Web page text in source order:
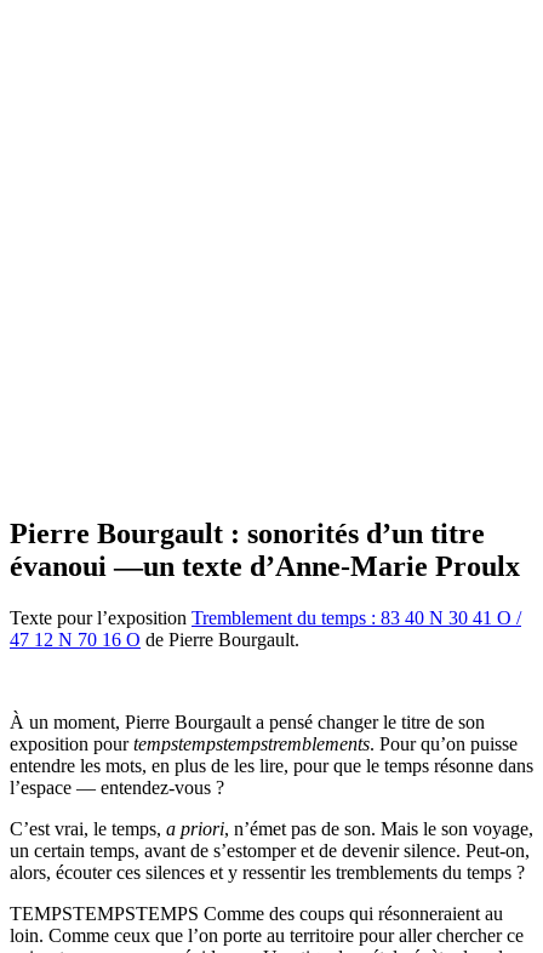
Pierre Bourgault : sonorités d’un titre
évanoui —un texte d’Anne-Marie Proulx
Texte pour l’exposition Tremblement du temps : 83 40 N 30 41 O /
47 12 N 70 16 O de Pierre Bourgault.
À un moment, Pierre Bourgault a pensé changer le titre de son
exposition pourtempstempstempstremblements. Pour qu’on puisse
entendre les mots, en plus de les lire, pour que le temps résonne dans
l’espace — entendez-vous ?
C’est vrai, le temps, a priori, n’émet pas de son. Mais le son voyage,
un certain temps, avant de s’estomper et de devenir silence. Peut-on,
alors, écouter ces silences et y ressentir les tremblements du temps ?
TEMPSTEMPSTEMPS Comme des coups qui résonneraient au
loin. Comme ceux que l’on porte au territoire pour aller chercher ce